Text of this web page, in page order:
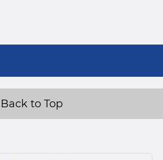
Back to Top